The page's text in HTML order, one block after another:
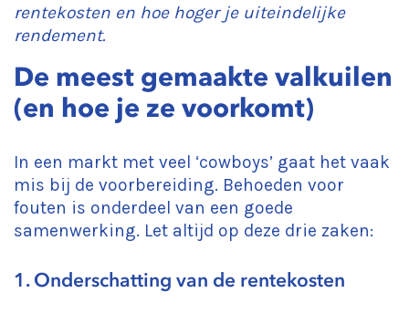
rentekosten en hoe hoger je uiteindelijke
rendement.
De meest gemaakte valkuilen
(en hoe je ze voorkomt)
In een markt met veel ‘cowboys’ gaat het vaak
mis bij de voorbereiding. Behoeden voor
fouten is onderdeel van een goede
samenwerking. Let altijd op deze drie zaken:
1. Onderschatting van de rentekosten